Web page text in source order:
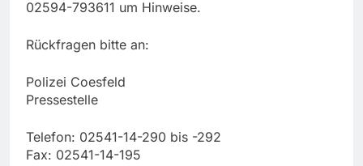
02594-793611 um Hinweise.
Rückfragen bitte an:
Polizei Coesfeld
Pressestelle
Telefon: 02541-14-290 bis -292
Fax: 02541-14-195